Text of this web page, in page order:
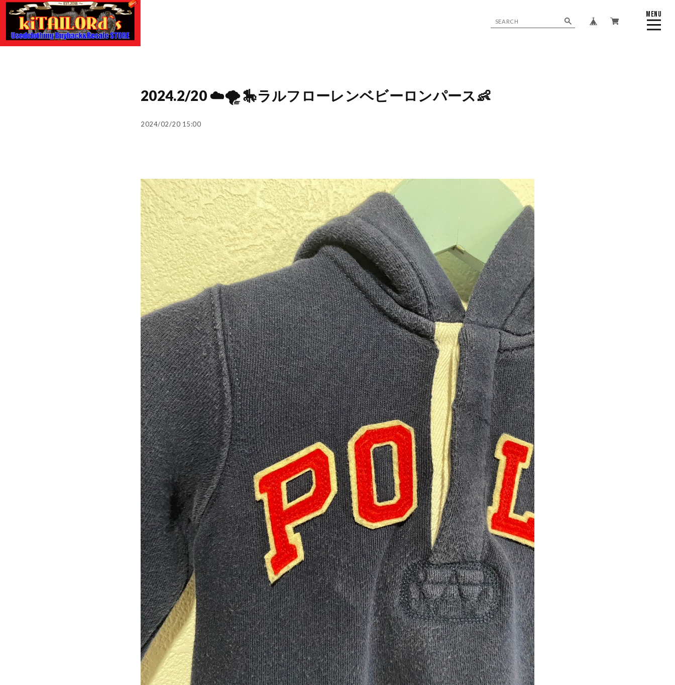
MENU
CLOSE
2024.2/20 ☁️🌪️ 🎠ラルフローレンベビーロンパース👶
2024/02/20 15:00